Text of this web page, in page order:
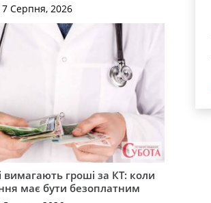
7 Серпня, 2026
вимагають гроші за КТ: коли
має бути безоплатним